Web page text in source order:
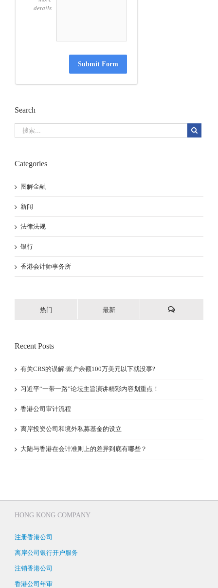
details
Submit Form
Search
Categories
图解金融
新闻
法律法规
银行
香港会计师事务所
热门 最新
Recent Posts
有关CRS的误解:账户余额100万美元以下就没事?
习近平“一带一路”论坛主旨演讲精彩内容划重点！
香港公司审计流程
离岸投资公司和境外私募基金的设立
大陆与香港在会计准则上的差异到底有哪些？
HONG KONG COMPANY
注册香港公司
离岸公司银行开户服务
注销香港公司
香港公司年审